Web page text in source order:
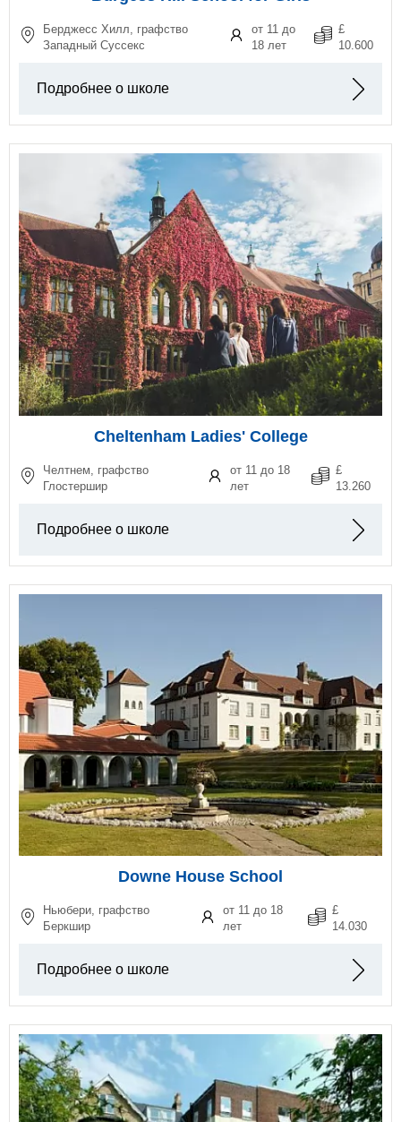
Берджесс Хилл, графство
Западный Суссекс
от 11 до
18 лет
£
10.600
Подробнее о школе
Cheltenham Ladies' College
Челтнем, графство
Глостершир
от 11 до 18
лет
£
13.260
Подробнее о школе
Downe House School
Ньюбери, графство
Беркшир
от 11 до 18
лет
£
14.030
Подробнее о школе